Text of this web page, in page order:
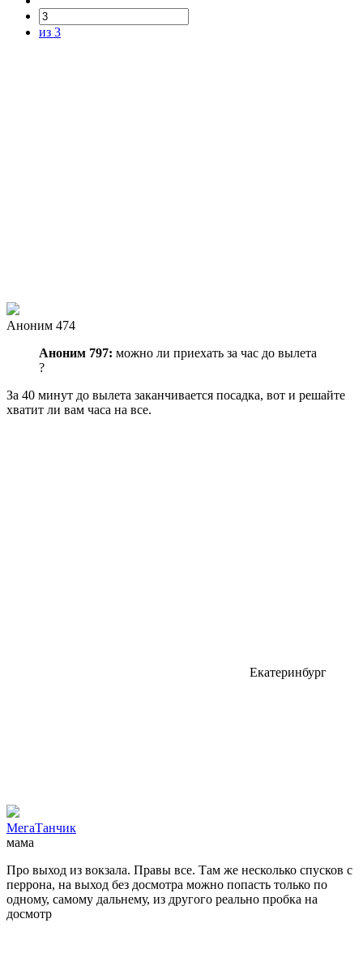
из 3
Аноним 474
Аноним 797: можно ли приехать за час до вылета
?
За 40 минут до вылета заканчивается посадка, вот и решайте
хватит ли вам часа на все.
Екатеринбург
МегаТанчик
мама
Про выход из вокзала. Правы все. Там же несколько спусков с
перрона, на выход без досмотра можно попасть только по
одному, самому дальнему, из другого реально пробка на
досмотр